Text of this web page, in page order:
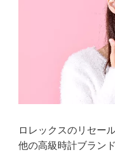
ロレックスのリセー
他の高級時計ブラン